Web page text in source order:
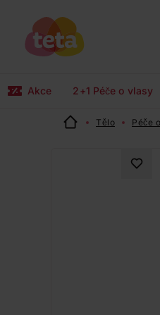
Akce 2+1 Péče o vlasy
Tělo Péče